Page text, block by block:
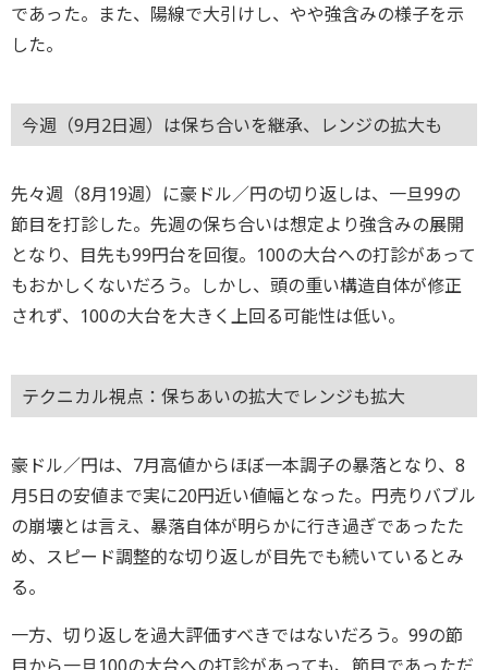
であった。また、陽線で大引けし、やや強含みの様子を示
した。
今週（9月2日週）は保ち合いを継承、レンジの拡大も
先々週（8月19週）に豪ドル／円の切り返しは、一旦99の
節目を打診した。先週の保ち合いは想定より強含みの展開
となり、目先も99円台を回復。100の大台への打診があって
もおかしくないだろう。しかし、頭の重い構造自体が修正
されず、100の大台を大きく上回る可能性は低い。
テクニカル視点：保ちあいの拡大でレンジも拡大
豪ドル／円は、7月高値からほぼ一本調子の暴落となり、8
月5日の安値まで実に20円近い値幅となった。円売りバブル
の崩壊とは言え、暴落自体が明らかに行き過ぎであったた
め、スピード調整的な切り返しが目先でも続いているとみ
る。
一方、切り返しを過大評価すべきではないだろう。99の節